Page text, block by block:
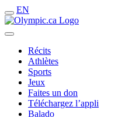
EN
Récits
Athlètes
Sports
Jeux
Faites un don
Téléchargez l’appli
Balado